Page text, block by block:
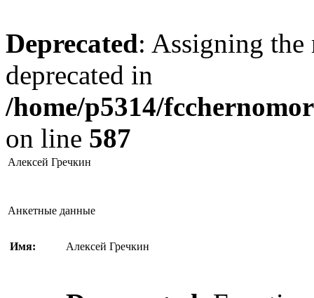
Deprecated: Assigning the
deprecated in
/home/p5314/
on line 587
Алексей Гречкин
Анкетные данные
Имя: Алексей Гречкин